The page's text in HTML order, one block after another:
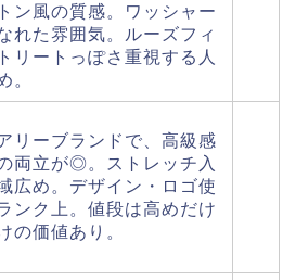
ン風の質感。ワッシャー
れた雰囲気。ルーズフィ
リートっぽさ重視する人
。
リーブランドで、高級感
両立が◎。ストレッチ入
広め。デザイン・ロゴ使
ンク上。値段は高めだけ
の価値あり。